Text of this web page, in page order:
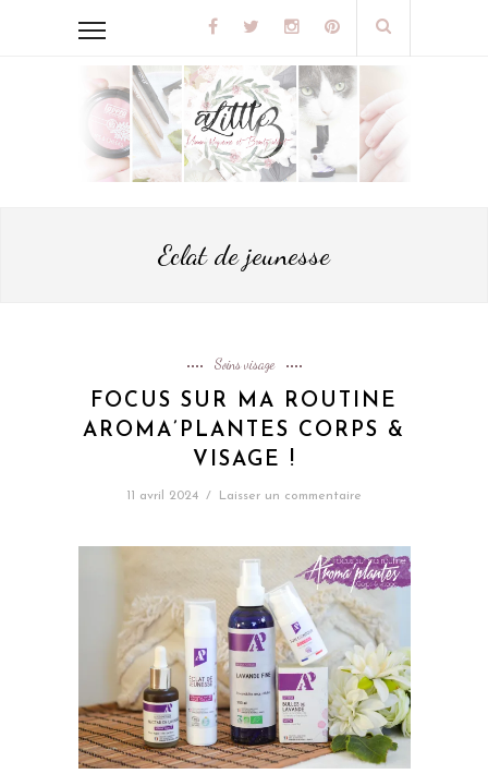
Eclat de jeunesse
Soins visage
FOCUS SUR MA ROUTINE
AROMA’PLANTES CORPS &
VISAGE !
11 avril 2024 / Laisser un commentaire